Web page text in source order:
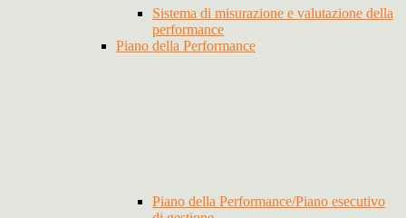
Sistema di misurazione e valutazione della
performance
Piano della Performance
Piano della Performance/Piano esecutivo